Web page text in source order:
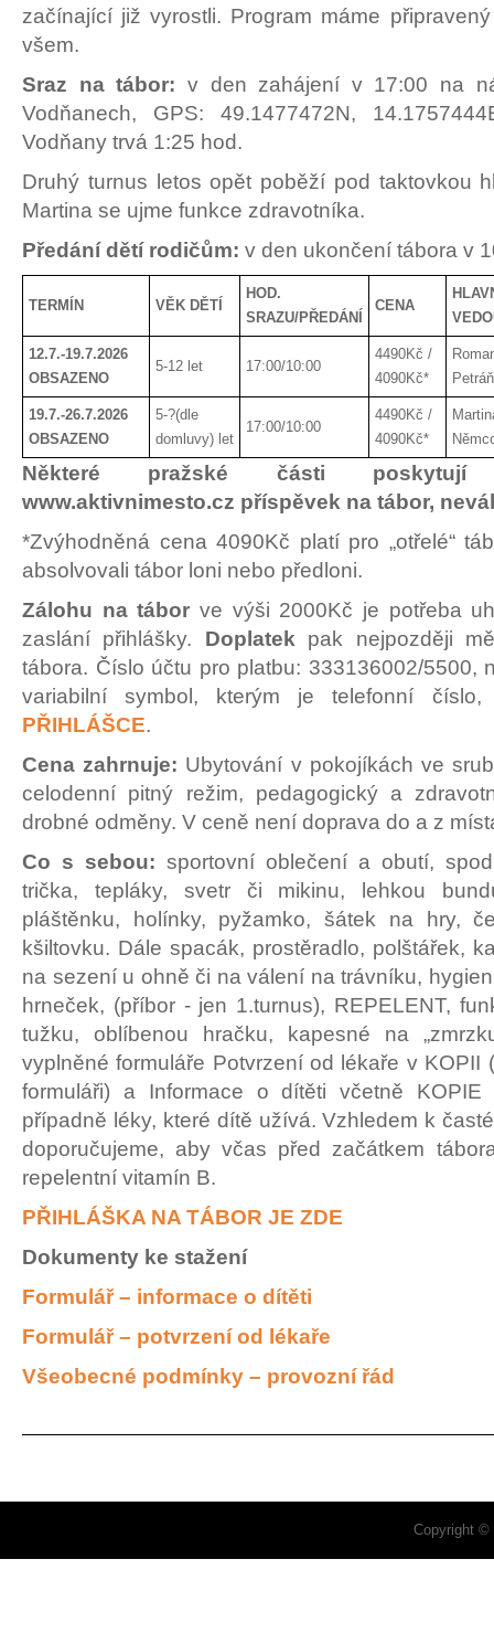
začínající již vyrostli. Program máme
všem.
Sraz na tábor: v den zahájení v 17:00 na
Vodňanech, GPS: 49.1477472N,
Vodňany trvá 1:25 hod.
Druhý turnus letos opět poběží pod taktovkou
Martina se ujme funkce zdravotníka.
Předání dětí rodičům: v den ukončení tábora v
TERMÍN VĚK DĚTÍ
HOD.
SRAZU/PŘEDÁNÍ
CENA
12.7.-19.7.2026
OBSAZENO
5-12 let 17:00/10:00
4490Kč /
4090Kč*
19.7.-26.7.2026
OBSAZENO
5-?(dle
domluvy) let
17:00/10:00
4490Kč /
4090Kč*
Některé pražské části
www.aktivnimesto.cz příspěvek na tábor,
*Zvýhodněná cena 4090Kč platí pro „otřelé“
absolvovali tábor loni nebo předloni.
Zálohu na tábor ve výši 2000Kč je potřeba
zaslání přihlášky. Doplatek pak nejpozději
tábora. Číslo účtu pro platbu: 333136002/5500,
variabilní symbol, kterým je telefonní
PŘIHLÁŠCE.
Cena zahrnuje: Ubytování v pokojíkách ve
celodenní pitný režim, pedagogický a
drobné odměny. V ceně není doprava do a z
Co s sebou: sportovní oblečení a obutí,
trička, tepláky, svetr či mikinu, lehkou
pláštěnku, holínky, pyžamko, šátek na hry,
kšiltovku. Dále spacák, prostěradlo, polštářek,
na sezení u ohně či na válení na trávníku,
hrneček, (příbor - jen 1.turnus), REPELENT,
tužku, oblíbenou hračku, kapesné na
vyplněné formuláře Potvrzení od lékaře v KOPII
formuláři) a Informace o dítěti včetně KOPIE
případně léky, které dítě užívá. Vzhledem k
doporučujeme, aby včas před začátkem
repelentní vitamín B.
PŘIHLÁŠKA NA TÁBOR JE ZDE
Dokumenty ke stažení
Formulář – informace o dítěti
Formulář – potvrzení od lékaře
Všeobecné podmínky – provozní řád
Copyright